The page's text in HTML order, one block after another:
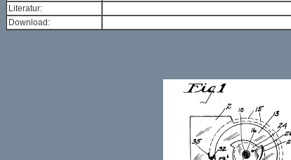
Literatur:
Download: